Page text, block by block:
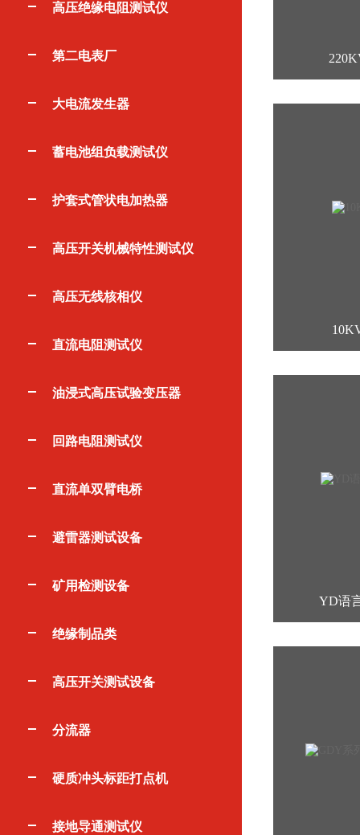
高压绝缘电阻测试仪
第二电表厂
大电流发生器
蓄电池组负载测试仪
护套式管状电加热器
高压开关机械特性测试仪
高压无线核相仪
直流电阻测试仪
油浸式高压试验变压器
回路电阻测试仪
直流单双臂电桥
避雷器测试设备
矿用检测设备
绝缘制品类
高压开关测试设备
分流器
硬质冲头标距打点机
接地导通测试仪
YD语